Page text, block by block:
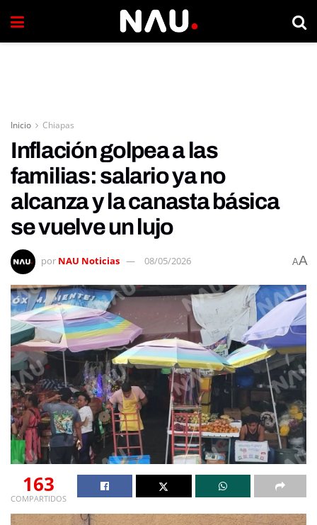
Inicio Chiapas
Inflación golpea a las
familias: salario ya no
alcanza y la canasta básica
se vuelve un lujo
por NAU Noticias 08/05/2026 AA
163
COMPARTIDOS